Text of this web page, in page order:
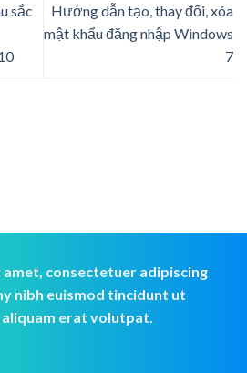
sắc
Hướng dẫn tạo, thay đổi, xóa
mật khẩu đăng nhập Windows
7
consectetuer adipiscing
nibh euismod tincidunt ut
erat volutpat.